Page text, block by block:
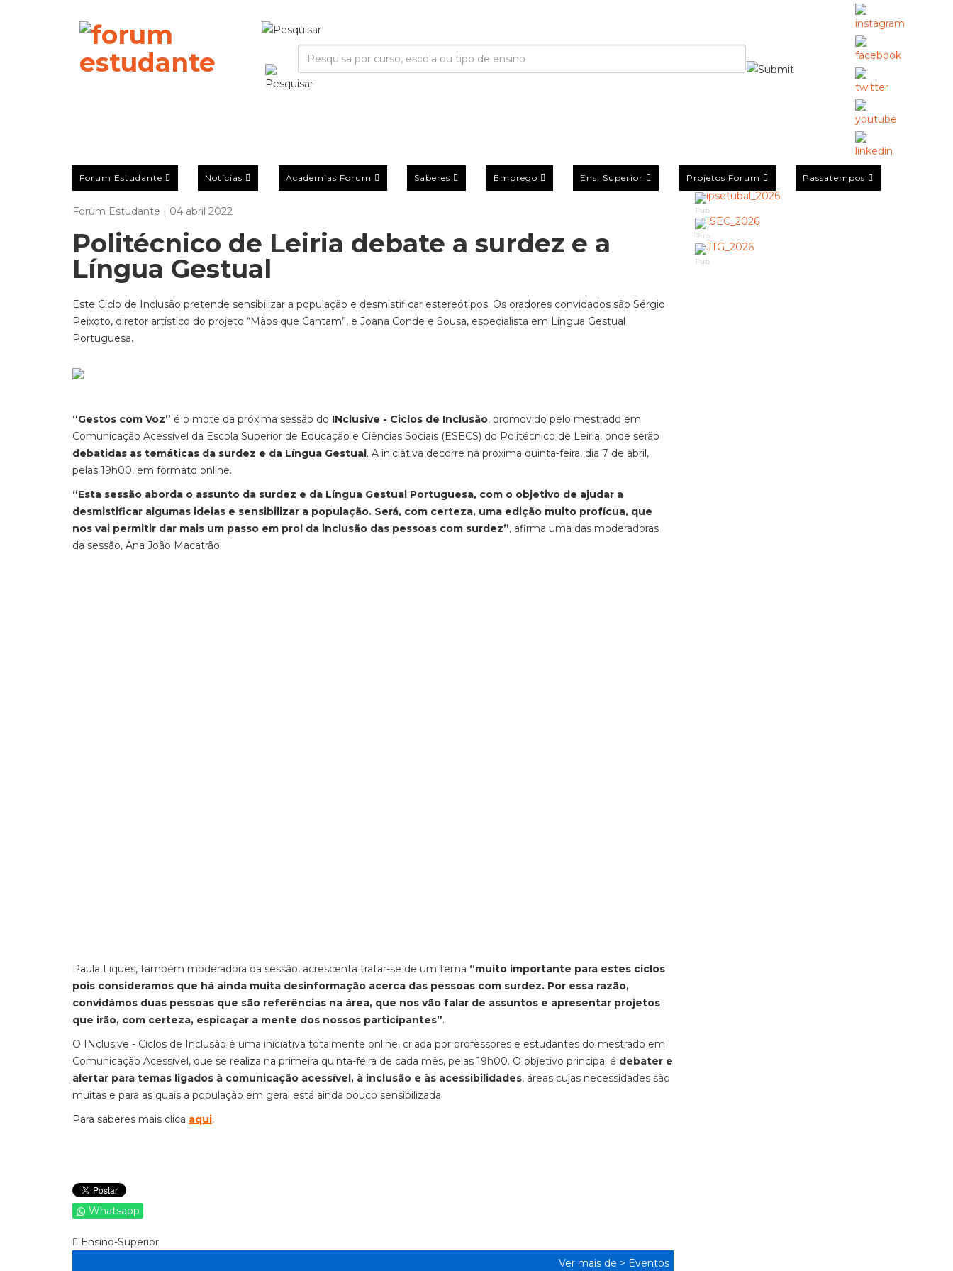
Forum Estudante Notícias Academias Forum Saberes Emprego Ens. Superior Projetos Forum Passatempos
Forum Estudante | 04 abril 2022
Politécnico de Leiria debate a surdez e a
Língua Gestual
Este Ciclo de Inclusão pretende sensibilizar a população e desmistificar estereótipos. Os oradores convidados são Sérgio
Peixoto, diretor artístico do projeto “Mãos que Cantam”, e Joana Conde e Sousa, especialista em Língua Gestual
Portuguesa.
“Gestos com Voz” é o mote da próxima sessão do INclusive - Ciclos de Inclusão, promovido pelo mestrado em
Comunicação Acessível da Escola Superior de Educação e Ciências Sociais (ESECS) do Politécnico de Leiria, onde serão
debatidas as temáticas da surdez e da Língua Gestual. A iniciativa decorre na próxima quinta-feira, dia 7 de abril,
pelas 19h00, em formato online.
“Esta sessão aborda o assunto da surdez e da Língua Gestual Portuguesa, com o objetivo de ajudar a
desmistificar algumas ideias e sensibilizar a população. Será, com certeza, uma edição muito profícua, que
nos vai permitir dar mais um passo em prol da inclusão das pessoas com surdez”, afirma uma das moderadoras
da sessão, Ana João Macatrão.
Paula Liques, também moderadora da sessão, acrescenta tratar-se de um tema “muito importante para estes ciclos
pois consideramos que há ainda muita desinformação acerca das pessoas com surdez. Por essa razão,
convidámos duas pessoas que são referências na área, que nos vão falar de assuntos e apresentar projetos
que irão, com certeza, espicaçar a mente dos nossos participantes”.
O INclusive - Ciclos de Inclusão é uma iniciativa totalmente online, criada por professores e estudantes do mestrado em
Comunicação Acessível, que se realiza na primeira quinta-feira de cada mês, pelas 19h00. O objetivo principal é debater e
alertar para temas ligados à comunicação acessível, à inclusão e às acessibilidades, áreas cujas necessidades são
muitas e para as quais a população em geral está ainda pouco sensibilizada.
Para saberes mais clica aqui.
Whatsapp
Ensino-Superior
Ver mais de > Eventos
Pub
Pub
Pub